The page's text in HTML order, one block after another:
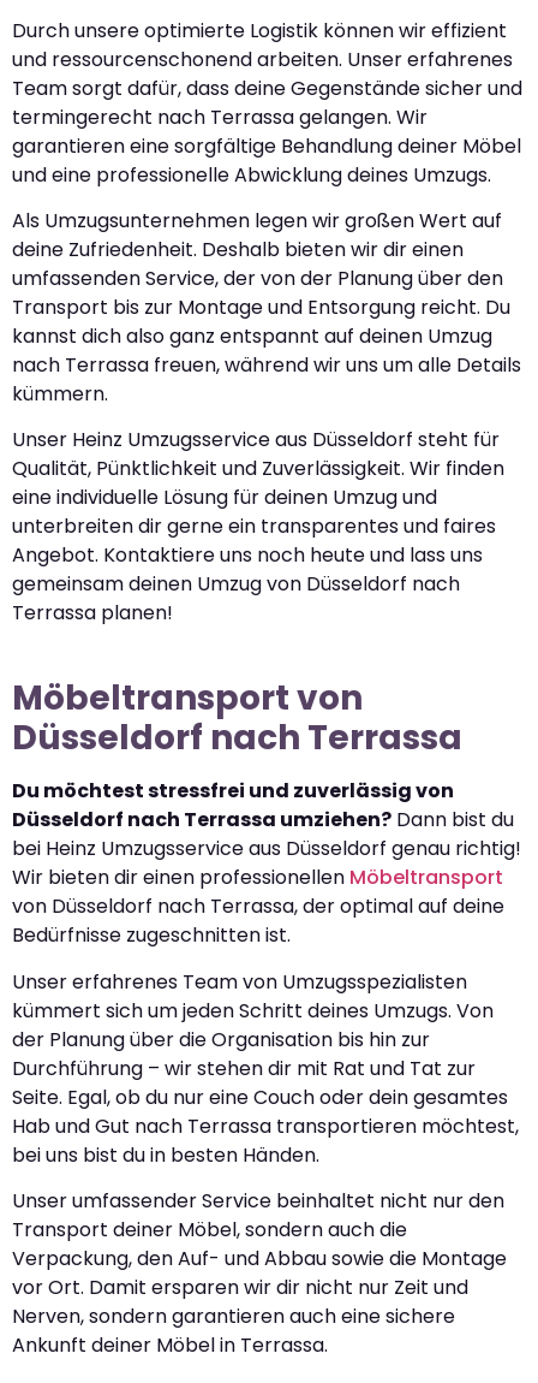
Durch unsere optimierte Logistik können wir effizient
und ressourcenschonend arbeiten. Unser erfahrenes
Team sorgt dafür, dass deine Gegenstände sicher und
termingerecht nach Terrassa gelangen. Wir
garantieren eine sorgfältige Behandlung deiner Möbel
und eine professionelle Abwicklung deines Umzugs.
Als Umzugsunternehmen legen wir großen Wert auf
deine Zufriedenheit. Deshalb bieten wir dir einen
umfassenden Service, der von der Planung über den
Transport bis zur Montage und Entsorgung reicht. Du
kannst dich also ganz entspannt auf deinen Umzug
nach Terrassa freuen, während wir uns um alle Details
kümmern.
Unser Heinz Umzugsservice aus Düsseldorf steht für
Qualität, Pünktlichkeit und Zuverlässigkeit. Wir finden
eine individuelle Lösung für deinen Umzug und
unterbreiten dir gerne ein transparentes und faires
Angebot. Kontaktiere uns noch heute und lass uns
gemeinsam deinen Umzug von Düsseldorf nach
Terrassa planen!
Möbeltransport von
Düsseldorf nach Terrassa
Du möchtest stressfrei und zuverlässig von
Düsseldorf nach Terrassa umziehen? Dann bist du
bei Heinz Umzugsservice aus Düsseldorf genau richtig!
Wir bieten dir einen professionellen Möbeltransport
von Düsseldorf nach Terrassa, der optimal auf deine
Bedürfnisse zugeschnitten ist.
Unser erfahrenes Team von Umzugsspezialisten
kümmert sich um jeden Schritt deines Umzugs. Von
der Planung über die Organisation bis hin zur
Durchführung – wir stehen dir mit Rat und Tat zur
Seite. Egal, ob du nur eine Couch oder dein gesamtes
Hab und Gut nach Terrassa transportieren möchtest,
bei uns bist du in besten Händen.
Unser umfassender Service beinhaltet nicht nur den
Transport deiner Möbel, sondern auch die
Verpackung, den Auf- und Abbau sowie die Montage
vor Ort. Damit ersparen wir dir nicht nur Zeit und
Nerven, sondern garantieren auch eine sichere
Ankunft deiner Möbel in Terrassa.